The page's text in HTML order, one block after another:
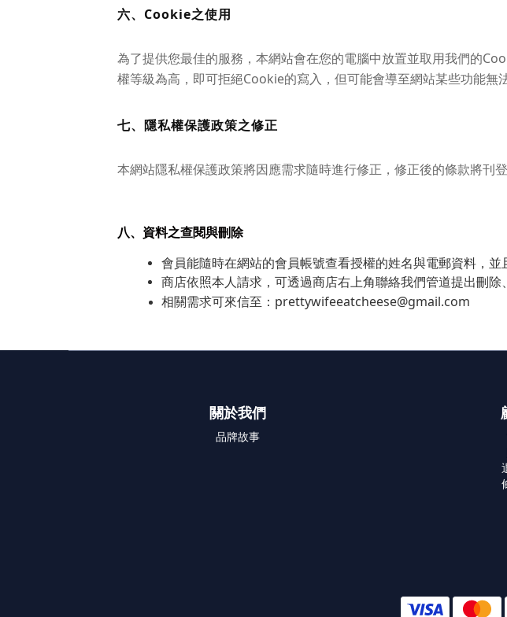
六、Cookie之使用
為了提供您最佳的服務，本網站會在您的電腦中放置並取用我們的
權等級為高，即可拒絕Cookie的寫入，但可能會導至網站某些功能無
七、隱私權保護政策之修正
本網站隱私權保護政策將因應需求隨時進行修正，修正後的條款將刊登
八、資料之查閱與刪除
會員能隨時在網站的會員帳號查看授權的姓名與電郵資料，並
商店依照本人請求，可透過商店右上角聯絡我們管道提出刪除
相關需求可來信至：prettywifeeatcheese@gmail.com
關於我們
品牌故事